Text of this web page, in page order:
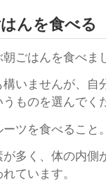
んを食べる
ごはんを食べま
いませんが、自
ものを選んでく
ツを食べること。
多く、体の内側
ています。